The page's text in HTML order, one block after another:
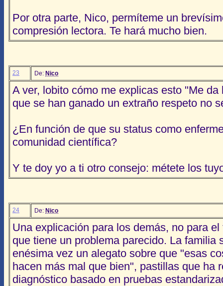
Por otra parte, Nico, permíteme un
compresión lectora. Te hará mucho bien.
23 De: Nico
A ver, lobito cómo me explicas esto "Me
que se han ganado un extraño respeto no
¿En función de que su status como
comunidad científica?
Y te doy yo a ti otro consejo: métete los
24 De: Nico
Una explicación para los demás, no para
que tiene un problema parecido. La
enésima vez un alegato sobre que "esas
hacen más mal que bien", pastillas que ha
diagnóstico basado en pruebas